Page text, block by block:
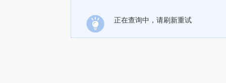
正在查询中，请刷新重试